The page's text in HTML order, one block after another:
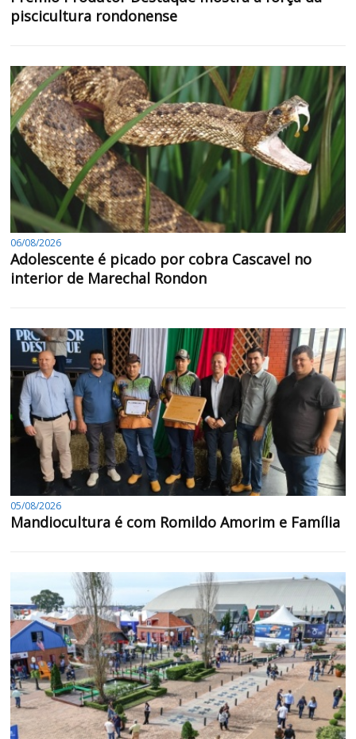
piscicultura rondonense
06/08/2026
Adolescente é picado por cobra Cascavel no
interior de Marechal Rondon
05/08/2026
Mandiocultura é com Romildo Amorim e Família